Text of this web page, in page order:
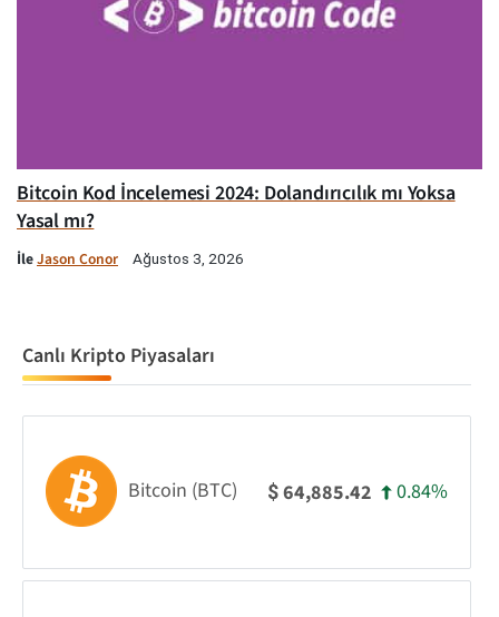
Bitcoin Kod İncelemesi 2024: Dolandırıcılık mı Yoksa
Yasal mı?
İleJason Conor Ağustos 3, 2026
Canlı Kripto Piyasaları
Bitcoin (BTC) $64,885.42 0.84%